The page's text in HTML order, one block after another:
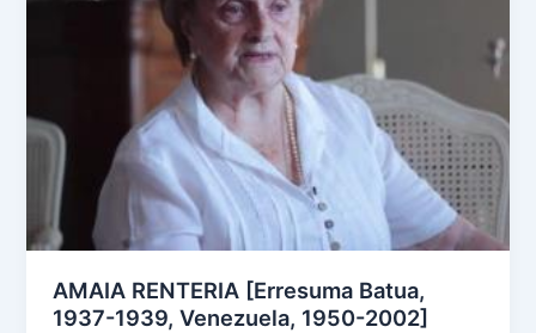
AMAIA RENTERIA [Erresuma Batua,
1937-1939, Venezuela, 1950-2002]